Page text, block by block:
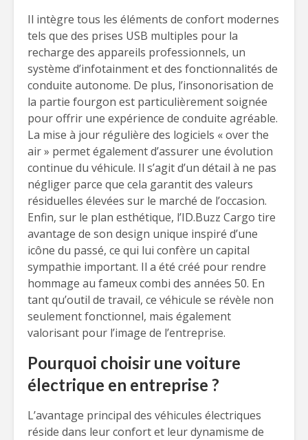
Il intègre tous les éléments de confort modernes
tels que des prises USB multiples pour la
recharge des appareils professionnels, un
système d’infotainment et des fonctionnalités de
conduite autonome. De plus, l’insonorisation de
la partie fourgon est particulièrement soignée
pour offrir une expérience de conduite agréable.
La mise à jour régulière des logiciels « over the
air » permet également d’assurer une évolution
continue du véhicule. Il s’agit d’un détail à ne pas
négliger parce que cela garantit des valeurs
résiduelles élevées sur le marché de l’occasion.
Enfin, sur le plan esthétique, l’ID.Buzz Cargo tire
avantage de son design unique inspiré d’une
icône du passé, ce qui lui confère un capital
sympathie important. Il a été créé pour rendre
hommage au fameux combi des années 50. En
tant qu’outil de travail, ce véhicule se révèle non
seulement fonctionnel, mais également
valorisant pour l’image de l’entreprise.
Pourquoi choisir une voiture
électrique en entreprise ?
L’avantage principal des véhicules électriques
réside dans leur confort et leur dynamisme de